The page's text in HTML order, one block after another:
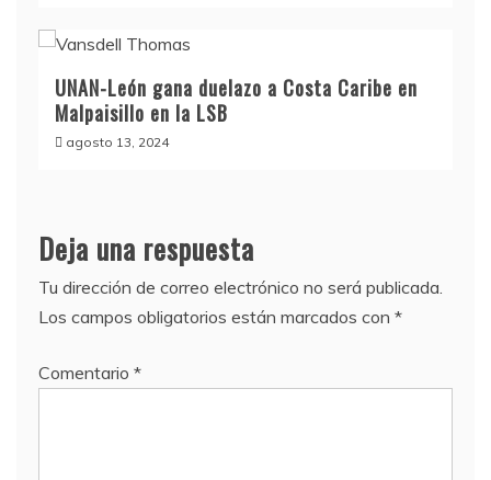
UNAN-León gana duelazo a Costa Caribe en
Malpaisillo en la LSB
agosto 13, 2024
Deja una respuesta
Tu dirección de correo electrónico no será publicada.
Los campos obligatorios están marcados con *
Comentario *